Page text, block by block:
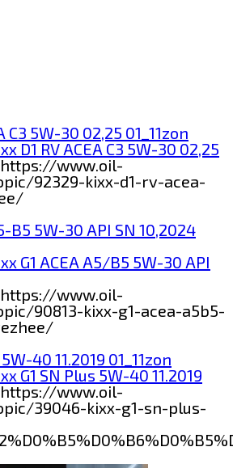
D1 RV ACEA C3 5W-30 02,25
https://www.oil-
92329-kixx-d1-rv-acea-
G1 ACEA A5/B5 5W-30 API
https://www.oil-
90813-kixx-g1-acea-a5b5-
G1 SN Plus 5W-40 11.2019
https://www.oil-
39046-kixx-g1-sn-plus-